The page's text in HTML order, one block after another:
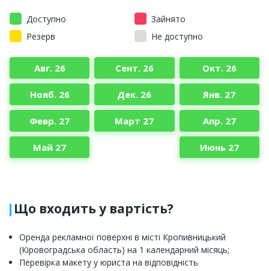
Доступно
Зайнято
Резерв
Не доступно
Авг. 26 Сент. 26 Окт. 26
Нояб. 26 Дек. 26 Янв. 27
Февр. 27 Март 27 Апр. 27
Май 27 Июнь 27
Що входить у вартість?
Оренда рекламної поверхні в місті Кропивницький
(Кіровоградська область) на 1 календарний місяць;
Перевірка макету у юриста на відповідність